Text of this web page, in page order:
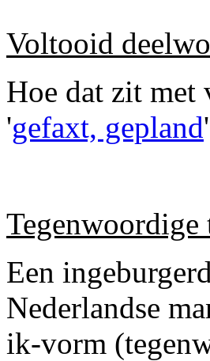
Voltooid
Hoe dat zit met
'gefaxt, gepland
Tegenwoordige
Een
Nederlandse
ik-vorm